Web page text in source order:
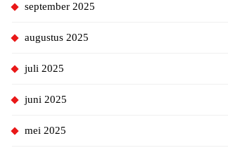
september 2025
augustus 2025
juli 2025
juni 2025
mei 2025